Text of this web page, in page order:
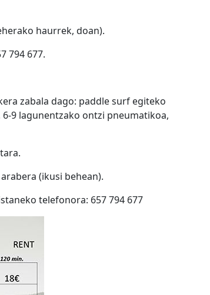
haurrek, doan).
794 677.
zabala dago: paddle surf egiteko
9 lagunentzako ontzi pneumatikoa,
(ikusi behean).
telefonora: 657 794 677